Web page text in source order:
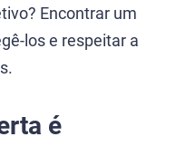
Encontrar um
los e respeitar a
é